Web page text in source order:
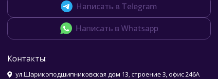
Написать в Telegram
Написать в Whatsapp
Контакты:
ул.Шарикоподшипниковская дом 13, строение 3, офис 246А